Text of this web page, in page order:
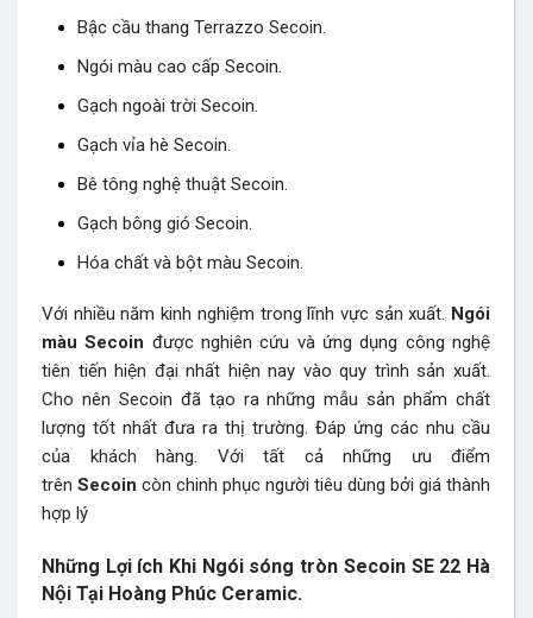
Bậc cầu thang Terrazzo Secoin.
Ngói màu cao cấp Secoin.
Gạch ngoài trời Secoin.
Gạch vỉa hè Secoin.
Bê tông nghệ thuật Secoin.
Gạch bông gió Secoin.
Hóa chất và bột màu Secoin.
Với nhiều năm kinh nghiệm trong lĩnh vực sản xuất. Ngói
màu Secoin được nghiên cứu và ứng dụng công nghệ
tiên tiến hiện đại nhất hiện nay vào quy trình sản xuất.
Cho nên Secoin đã tạo ra những mẫu sản phẩm chất
lượng tốt nhất đưa ra thị trường. Đáp ứng các nhu cầu
của khách hàng. Với tất cả những ưu điểm
trên Secoin còn chinh phục người tiêu dùng bởi giá thành
hợp lý
Những Lợi ích Khi Ngói sóng tròn Secoin SE 22 Hà
Nội Tại Hoàng Phúc Ceramic.